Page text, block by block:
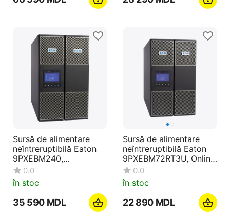
Sursă de alimentare
neîntreruptibilă Eaton
9PXEBM240,
Turn/Montare pe rafturi
0.0
în stoc
35 590 MDL
Sursă de alimentare
neîntreruptibilă Eaton
9PXEBM72RT3U, Online,
2200VA, Turn/Montare
pe rafturi
0.0
în stoc
22 890 MDL